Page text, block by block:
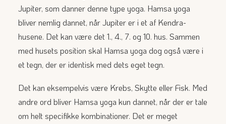
Jupiter, som danner denne type yoga. Hamsa yoga
bliver nemlig dannet, når Jupiter er i et af Kendra-
husene. Det kan være det 1., 4., 7. og 10. hus. Sammen
med husets position skal Hamsa yoga dog også være i
et tegn, der er identisk med dets eget tegn.
Det kan eksempelvis være Krebs, Skytte eller Fisk. Med
andre ord bliver Hamsa yoga kun dannet, når der er tale
om helt specifikke kombinationer. Det er meget